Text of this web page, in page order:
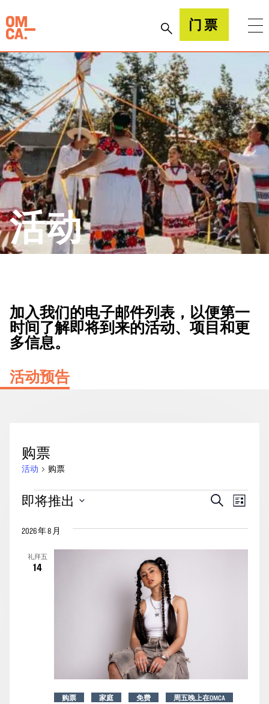
到
内
容
加州奥克兰博物馆(OMCA) 门票
活动
加入我们的电子邮件列表，以便第一
时间了解即将到来的活动、项目和更
多信息。
活动预告
购票
活动 购票
活
活
搜
索
搜
事
视
图
列
即将推出
择
期。
2026 年 8 月
礼拜五
14
购票 家庭 免费
周五晚上在OMCA